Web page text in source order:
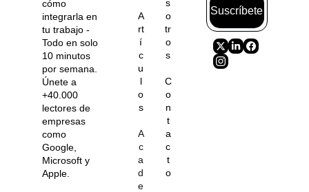
cómo
integrarla en
tu trabajo -
Todo en solo
10 minutos
por semana.
Únete a
+40.000
lectores de
empresas
como
Google,
Microsoft y
Apple.
A
rt
í
c
u
l
o
s
A
c
a
d
e
s
o
tr
o
s
C
o
n
t
a
c
t
o
Suscríbete